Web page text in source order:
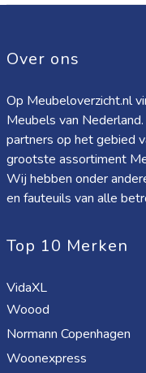
Over ons
Op Meubeloverzicht.nl
Meubels van
partners op het gebied
grootste assortiment
Wij hebben onder
en fauteuils van alle
Top 10 Merken
VidaXL
Woood
Normann Copenhagen
Woonexpress